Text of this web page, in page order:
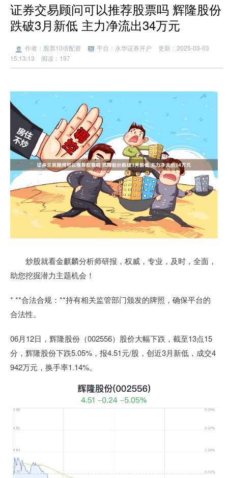
证券交易顾问可以推荐股票吗 辉隆股份
跌破3月新低 主力净流出34万元
作者：股票10倍配资 平台：永华证券开户
更新：2025-03-03
15:13:13
阅读：197
炒股就看金麒麟分析师研报，权威，专业，及时，全面，
助您挖掘潜力主题机会！
* **合法合规：**持有相关监管部门颁发的牌照，确保平台的
合法性。
06月12日，辉隆股份（002556）股价大幅下跌，截至13点15
分，辉隆股份下跌5.05%，报4.51元/股，创近3月新低，成交4
942万元，换手率1.14%。